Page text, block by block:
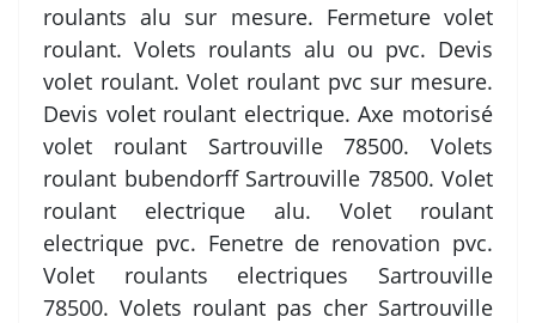
roulants alu sur mesure. Fermeture volet
roulant. Volets roulants alu ou pvc. Devis
volet roulant. Volet roulant pvc sur mesure.
Devis volet roulant electrique. Axe motorisé
volet roulant Sartrouville 78500. Volets
roulant bubendorff Sartrouville 78500. Volet
roulant electrique alu. Volet roulant
electrique pvc. Fenetre de renovation pvc.
Volet roulants electriques Sartrouville
78500. Volets roulant pas cher Sartrouville